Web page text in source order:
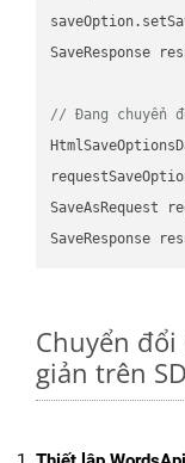
SaveResponse
// Đang chuyển
SaveAsRequest
Chuyển đổi
giản trên